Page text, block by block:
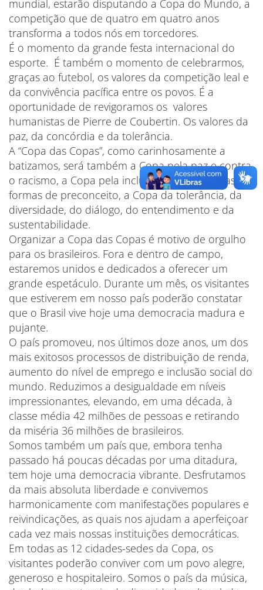
mundial, estarão disputando a Copa do Mundo, a
competição que de quatro em quatro anos
transforma a todos nós em torcedores.
É o momento da grande festa internacional do
esporte. É também o momento de celebrarmos,
graças ao futebol, os valores da competição leal e
da convivência pacífica entre os povos. É a
oportunidade de revigoramos os valores
humanistas de Pierre de Coubertin. Os valores da
paz, da concórdia e da tolerância.
A “Copa das Copas”, como carinhosamente a
batizamos, será também a Copa pela paz e contra
o racismo, a Copa pela inclusão e contra todas as
formas de preconceito, a Copa da tolerância, da
diversidade, do diálogo, do entendimento e da
sustentabilidade.
Organizar a Copa das Copas é motivo de orgulho
para os brasileiros. Fora e dentro de campo,
estaremos unidos e dedicados a oferecer um
grande espetáculo. Durante um mês, os visitantes
que estiverem em nosso país poderão constatar
que o Brasil vive hoje uma democracia madura e
pujante.
O país promoveu, nos últimos doze anos, um dos
mais exitosos processos de distribuição de renda,
aumento do nível de emprego e inclusão social do
mundo. Reduzimos a desigualdade em níveis
impressionantes, elevando, em uma década, à
classe média 42 milhões de pessoas e retirando
da miséria 36 milhões de brasileiros.
Somos também um país que, embora tenha
passado há poucas décadas por uma ditadura,
tem hoje uma democracia vibrante. Desfrutamos
da mais absoluta liberdade e convivemos
harmonicamente com manifestações populares e
reivindicações, as quais nos ajudam a aperfeiçoar
cada vez mais nossas instituições democráticas.
Em todas as 12 cidades-sedes da Copa, os
visitantes poderão conviver com um povo alegre,
generoso e hospitaleiro. Somos o país da música,